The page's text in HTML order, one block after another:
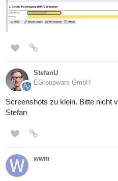
StefanU
EGroupware GmbH
Screenshots zu klein. Bitte nicht
Stefan
wwm